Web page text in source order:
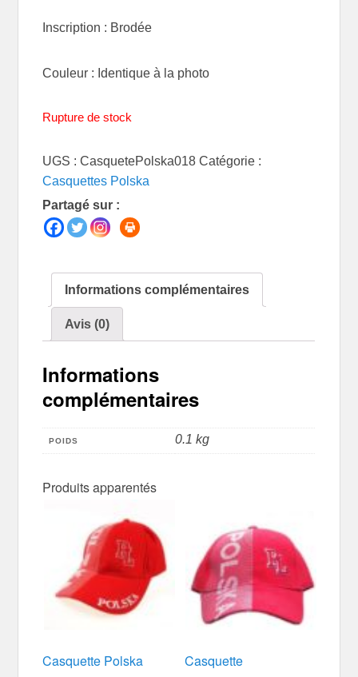
Inscription : Brodée
Couleur : Identique à la photo
Rupture de stock
UGS :CasquetePolska018 Catégorie :
Casquettes Polska
Partagé sur :
Informations complémentaires
Avis (0)
Informations
complémentaires
POIDS 0.1 kg
Produits apparentés
Casquette Polska Casquette